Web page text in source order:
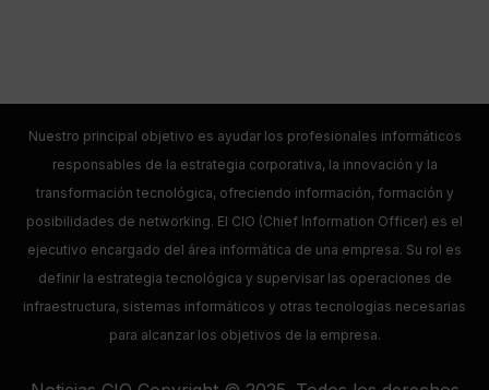
Nuestro principal objetivo es ayudar los profesionales informáticos
responsables de la estrategia corporativa, la innovación y la
transformación tecnológica, ofreciendo información, formación y
posibilidades de networking. El CIO (Chief Information Officer) es el
ejecutivo encargado del área informática de una empresa. Su rol es
definir la estrategia tecnológica y supervisar las operaciones de
infraestructura, sistemas informáticos y otras tecnologías necesarias
para alcanzar los objetivos de la empresa.